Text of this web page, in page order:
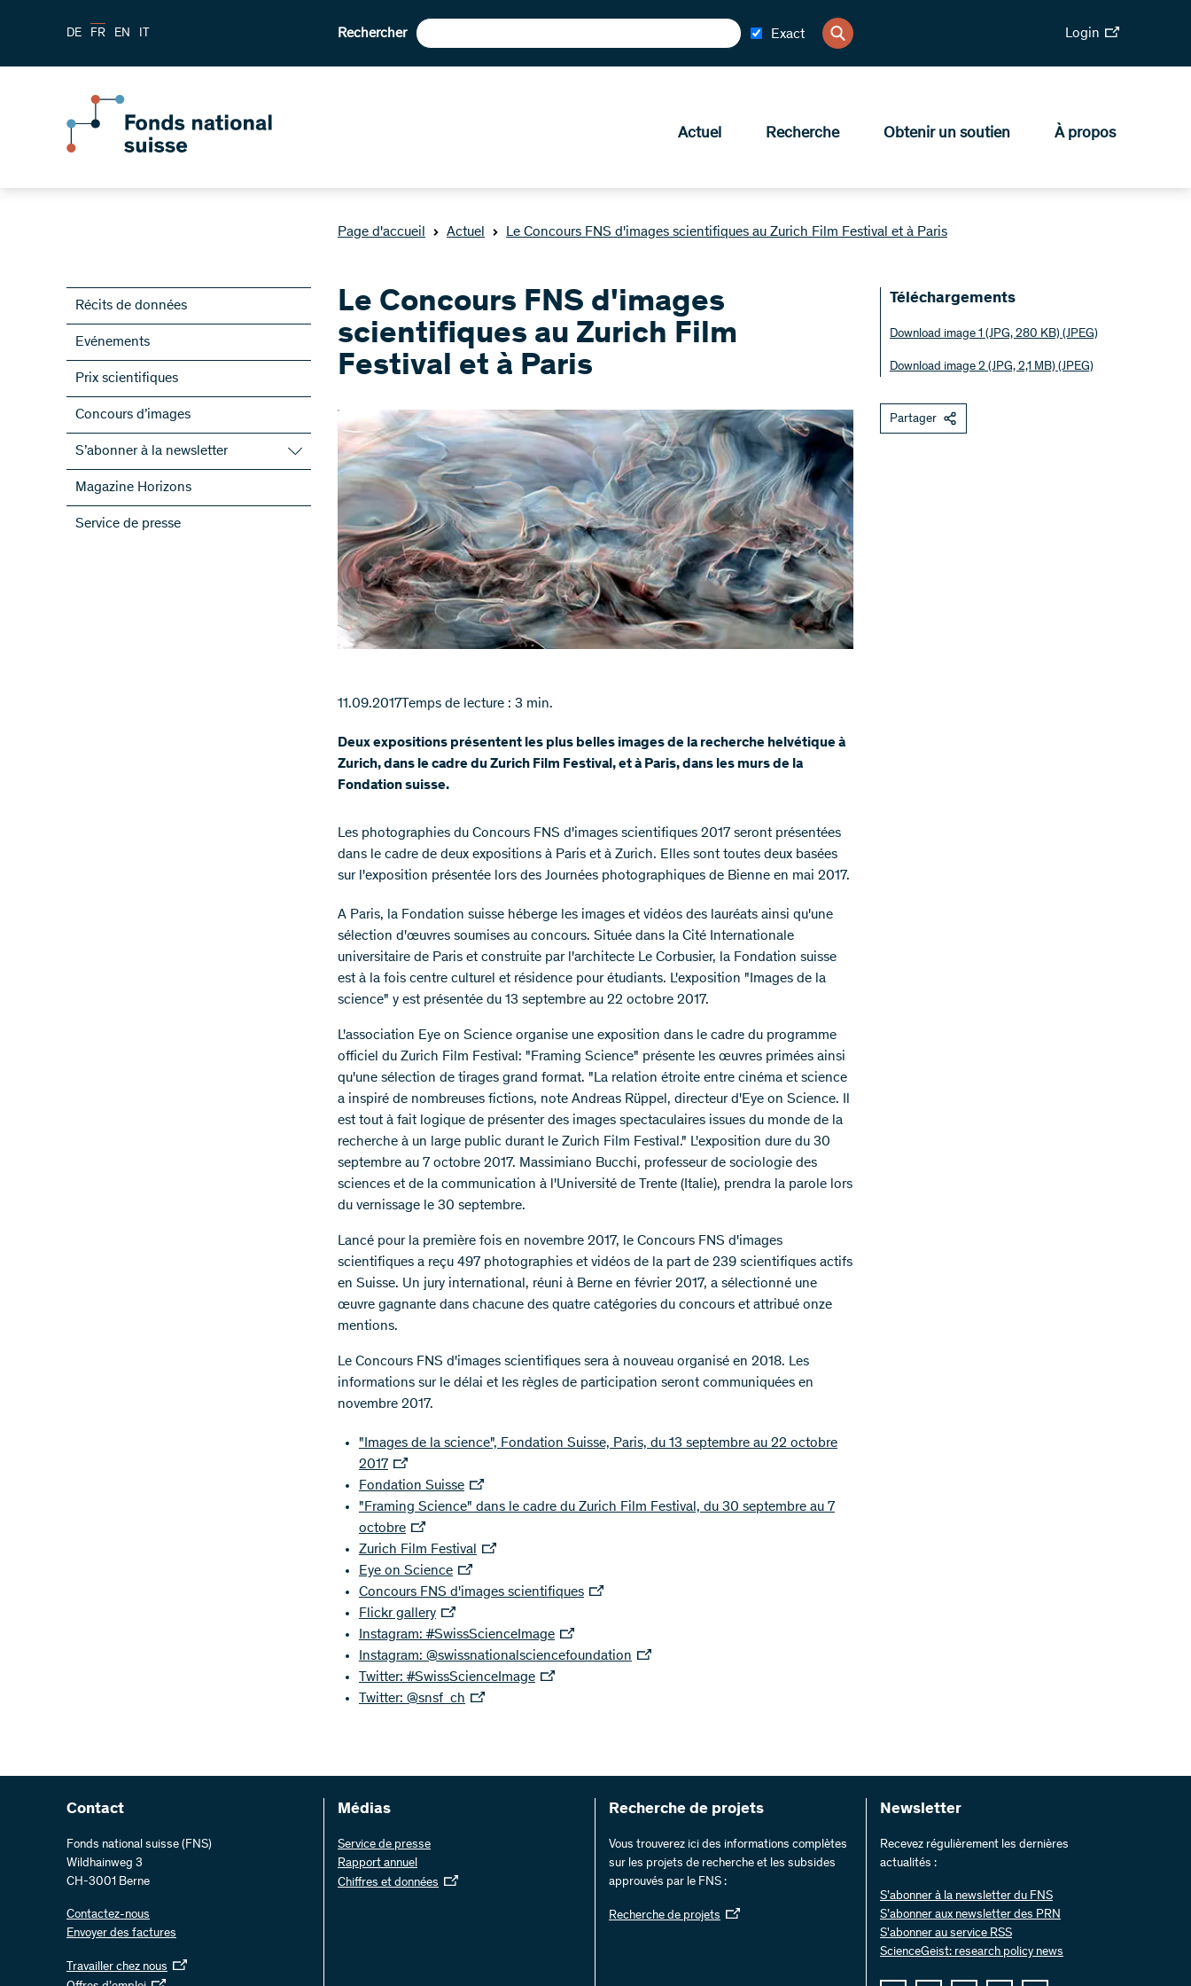
DE FR EN IT Rechercher Exact Login
Actuel Recherche Obtenir un soutien À propos
Page d'accueil Actuel Le Concours FNS d'images scientifiques au Zurich Film Festival et à Paris
Récits de données
Evénements
Prix scientifiques
Concours d’images
S’abonner à la newsletter
S’abonner à la newsletter du FNS
S’abonner aux newsletter des PRN
ScienceGeist
Magazine Horizons
Service de presse
Le Concours FNS d'images
scientifiques au Zurich Film
Festival et à Paris
11.09.2017Temps de lecture : 3 min.
Deux expositions présentent les plus belles images de la recherche helvétique à
Zurich, dans le cadre du Zurich Film Festival, et à Paris, dans les murs de la
Fondation suisse.
Les photographies du Concours FNS d'images scientifiques 2017 seront présentées
dans le cadre de deux expositions à Paris et à Zurich. Elles sont toutes deux basées
sur l'exposition présentée lors des Journées photographiques de Bienne en mai 2017.
A Paris, la Fondation suisse héberge les images et vidéos des lauréats ainsi qu'une
sélection d'œuvres soumises au concours. Située dans la Cité Internationale
universitaire de Paris et construite par l'architecte Le Corbusier, la Fondation suisse
est à la fois centre culturel et résidence pour étudiants. L'exposition "Images de la
science" y est présentée du 13 septembre au 22 octobre 2017.
L'association Eye on Science organise une exposition dans le cadre du programme
officiel du Zurich Film Festival: "Framing Science" présente les œuvres primées ainsi
qu'une sélection de tirages grand format. "La relation étroite entre cinéma et science
a inspiré de nombreuses fictions, note Andreas Rüppel, directeur d'Eye on Science. Il
est tout à fait logique de présenter des images spectaculaires issues du monde de la
recherche à un large public durant le Zurich Film Festival." L'exposition dure du 30
septembre au 7 octobre 2017. Massimiano Bucchi, professeur de sociologie des
sciences et de la communication à l'Université de Trente (Italie), prendra la parole lors
du vernissage le 30 septembre.
Lancé pour la première fois en novembre 2017, le Concours FNS d'images
scientifiques a reçu 497 photographies et vidéos de la part de 239 scientifiques actifs
en Suisse. Un jury international, réuni à Berne en février 2017, a sélectionné une
œuvre gagnante dans chacune des quatre catégories du concours et attribué onze
mentions.
Le Concours FNS d'images scientifiques sera à nouveau organisé en 2018. Les
informations sur le délai et les règles de participation seront communiquées en
novembre 2017.
"Images de la science", Fondation Suisse, Paris, du 13 septembre au 22 octobre
2017
Fondation Suisse
"Framing Science" dans le cadre du Zurich Film Festival, du 30 septembre au 7
octobre
Zurich Film Festival
Eye on Science
Concours FNS d'images scientifiques
Flickr gallery
Instagram: #SwissScienceImage
Instagram: @swissnationalsciencefoundation
Twitter: #SwissScienceImage
Twitter: @snsf_ch
​​Téléchargements
​Download image 1 (JPG, 280 KB) (JPEG)
​Download image 2 (JPG, 2,1 MB) (JPEG)
Partager
Contact
Fonds national suisse (FNS)
Wildhainweg 3
CH-3001 Berne
Contactez-nous
Envoyer des factures
Travailler chez nous
Médias
Service de presse
Rapport annuel
Chiffres et données
Recherche de projets
Vous trouverez ici des informations complètes
sur les projets de recherche et les subsides
approuvés par le FNS :
Recherche de projets
Newsletter
Recevez régulièrement les dernières
actualités :
S’abonner à la newsletter du FNS
S’abonner aux newsletter des PRN
S'abonner au service RSS
ScienceGeist: research policy news